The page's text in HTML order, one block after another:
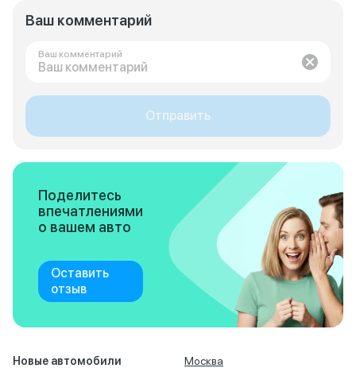
Ваш комментарий
Ваш комментарий
Отправить
Поделитесь
впечатлениями
о вашем авто
Оставить
отзыв
Новые автомобили
Москва